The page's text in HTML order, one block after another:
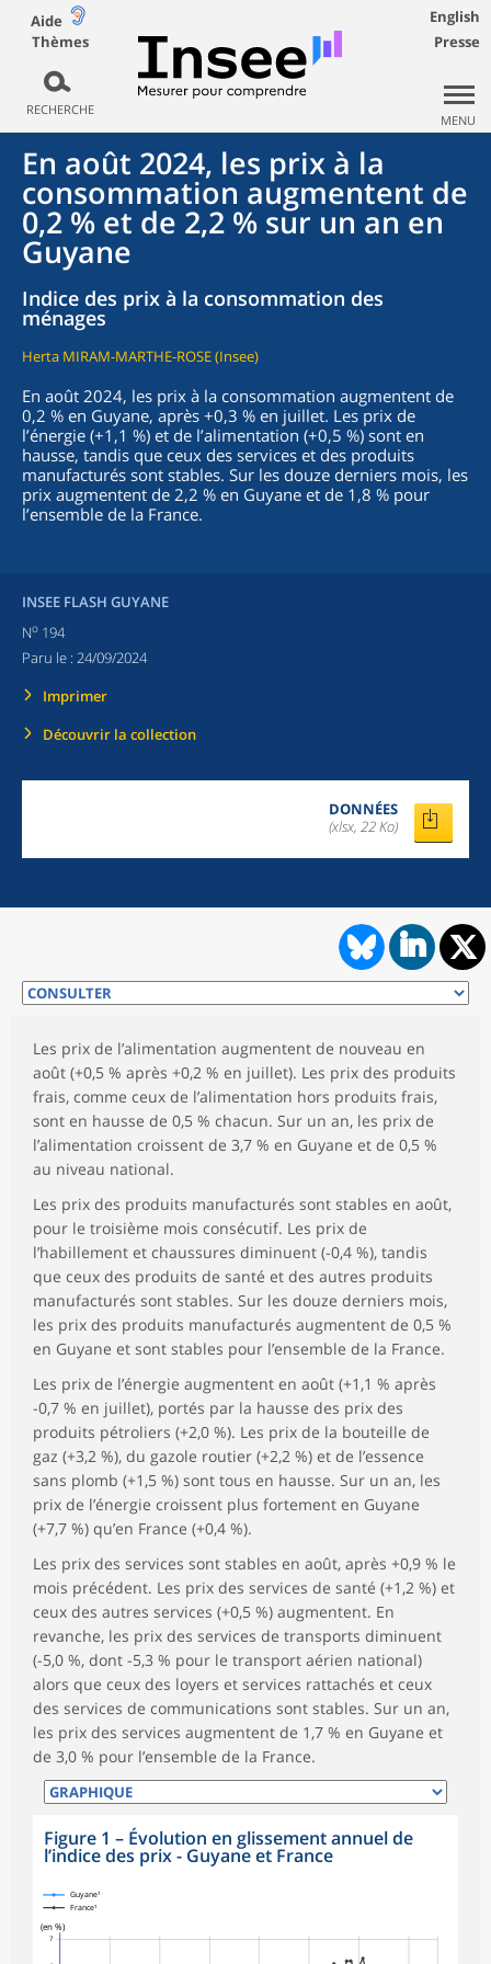
Aide
Thèmes
RECHERCHE
English
Presse
MENU
En août 2024, les prix à la
consommation augmentent de
0,2 % et de 2,2 % sur un an en
Guyane
Indice des prix à la consommation des
ménages
Herta MIRAM-MARTHE-ROSE (Insee)
En août 2024, les prix à la consommation augmentent de
0,2 % en Guyane, après +0,3 % en juillet. Les prix de
l’énergie (+1,1 %) et de l’alimentation (+0,5 %) sont en
hausse, tandis que ceux des services et des produits
manufacturés sont stables. Sur les douze derniers mois, les
prix augmentent de 2,2 % en Guyane et de 1,8 % pour
l’ensemble de la France.
INSEE FLASH GUYANE
No 194
Paru le : 24/09/2024
Imprimer
Découvrir la collection
DONNÉES
(xlsx, 22 Ko)
Les prix de l’alimentation augmentent de nouveau en
août (+0,5 % après +0,2 % en juillet). Les prix des produits
frais, comme ceux de l’alimentation hors produits frais,
sont en hausse de 0,5 % chacun. Sur un an, les prix de
l’alimentation croissent de 3,7 % en Guyane et de 0,5 %
au niveau national.
Les prix des produits manufacturés sont stables en août,
pour le troisième mois consécutif. Les prix de
l’habillement et chaussures diminuent (-0,4 %), tandis
que ceux des produits de santé et des autres produits
manufacturés sont stables. Sur les douze derniers mois,
les prix des produits manufacturés augmentent de 0,5 %
en Guyane et sont stables pour l’ensemble de la France.
Les prix de l’énergie augmentent en août (+1,1 % après
-0,7 % en juillet), portés par la hausse des prix des
produits pétroliers (+2,0 %). Les prix de la bouteille de
gaz (+3,2 %), du gazole routier (+2,2 %) et de l’essence
sans plomb (+1,5 %) sont tous en hausse. Sur un an, les
prix de l’énergie croissent plus fortement en Guyane
(+7,7 %) qu’en France (+0,4 %).
Les prix des services sont stables en août, après +0,9 % le
mois précédent. Les prix des services de santé (+1,2 %) et
ceux des autres services (+0,5 %) augmentent. En
revanche, les prix des services de transports diminuent
(-5,0 %, dont -5,3 % pour le transport aérien national)
alors que ceux des loyers et services rattachés et ceux
des services de communications sont stables. Sur un an,
les prix des services augmentent de 1,7 % en Guyane et
de 3,0 % pour l’ensemble de la France.
Figure 1 – Évolution en glissement annuel de
l’indice des prix - Guyane et France
7
(en %)
Guyane¹
France¹